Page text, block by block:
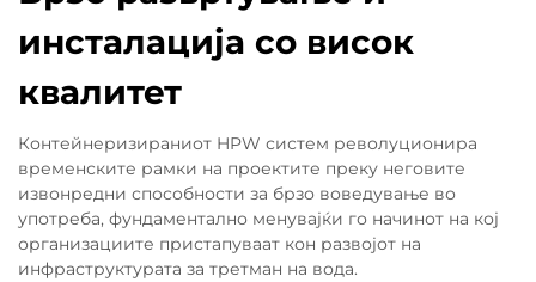
инсталација со висок
квалитет
Контейнеризираниот HPW систем револуционира
временските рамки на проектите преку неговите
извонредни способности за брзо воведување во
употреба, фундаментално менувајќи го начинот на кој
организациите пристапуваат кон развојот на
инфраструктурата за третман на вода.